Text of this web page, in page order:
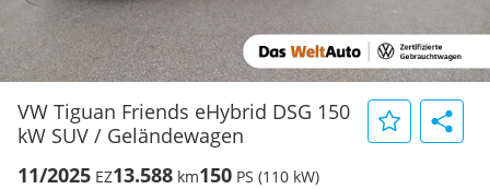
VW Tiguan Friends eHybrid DSG 150
kW SUV / Geländewagen
11/2025 EZ13.588 km150 PS (110 kW)